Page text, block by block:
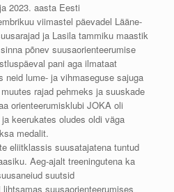
2023. aasta Eesti
viimastel päevadel Lääne-
ja Lasila tammiku maastik
põnev suusaorienteerumise
pani aga ilmataat
neid lume- ja vihmaseguse sajuga
rajad pehmeks ja suuskade
orienteerumisklubi JOKA oli
keerukates oludes oldi väga
medalit.
eliitklassis suusatajatena tuntud
Aeg-ajalt treeningutena ka
suutsid
suusaorienteerumises